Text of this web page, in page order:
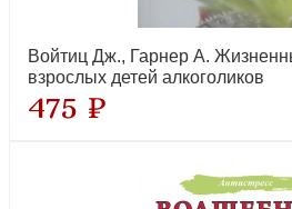
Войтиц Дж., Гарнер А.
взрослых детей алкоголиков
475 ₽